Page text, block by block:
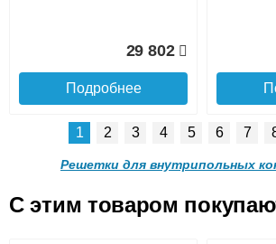
Решетка алюминиевая
поперечная itermic
SGL.900.220 цвета
Решетка
29 802
Подробнее
1 2 3 4 5 6 7
Решетки для внутрипольных
C этим товаром